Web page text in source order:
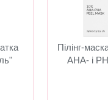
Пілінг-
AHA- і